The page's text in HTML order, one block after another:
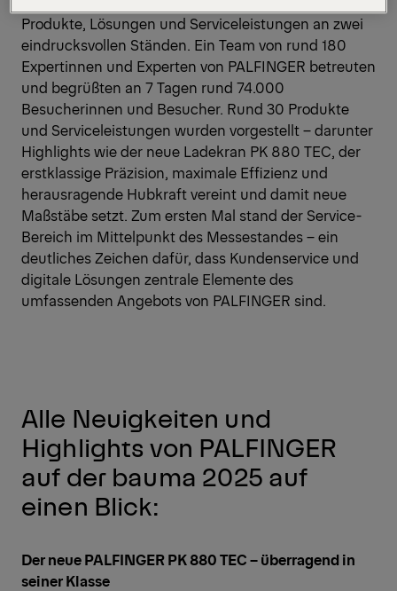
Produkte, Lösungen und Serviceleistungen an zwei
eindrucksvollen Ständen. Ein Team von rund 180
Expertinnen und Experten von PALFINGER betreuten
und begrüßten an 7 Tagen rund 74.000
Besucherinnen und Besucher. Rund 30 Produkte
und Serviceleistungen wurden vorgestellt – darunter
Highlights wie der neue Ladekran PK 880 TEC, der
erstklassige Präzision, maximale Effizienz und
herausragende Hubkraft vereint und damit neue
Maßstäbe setzt. Zum ersten Mal stand der Service-
Bereich im Mittelpunkt des Messestandes – ein
deutliches Zeichen dafür, dass Kundenservice und
digitale Lösungen zentrale Elemente des
umfassenden Angebots von PALFINGER sind.
Alle Neuigkeiten und
Highlights von PALFINGER
auf der bauma 2025 auf
einen Blick:
Der neue PALFINGER PK 880 TEC – überragend in
seiner Klasse